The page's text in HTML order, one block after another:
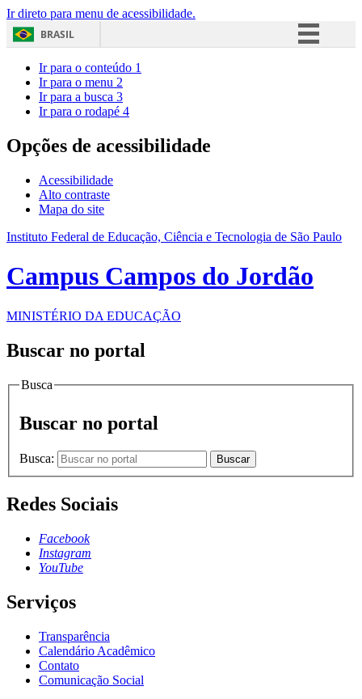
Ir direto para menu de acessibilidade.
BRASIL
Acesso à informação
Ir para o conteúdo 1
Ir para o menu 2
Ir para a busca 3
Ir para o rodapé 4
Opções de acessibilidade
Acessibilidade
Alto contraste
Mapa do site
Instituto Federal de Educação, Ciência e Tecnologia de São Paulo
Campus Campos do Jordão
MINISTÉRIO DA EDUCAÇÃO
Buscar no portal
Busca
Buscar no portal
Busca: Buscar
Redes Sociais
Facebook
Instagram
YouTube
Serviços
Transparência
Calendário Acadêmico
Contato
Comunicação Social